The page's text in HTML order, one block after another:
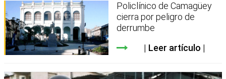
Policlínico de Camagüey
cierra por peligro de
derrumbe
Leer artículo